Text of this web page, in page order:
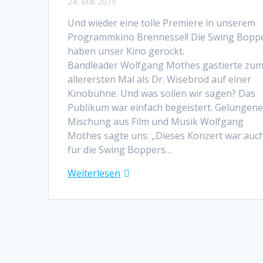
Und wieder eine tolle Premiere in unserem
Programmkino Brennessel! Die Swing
haben unser Kino gerockt.
Bandleader Wolfgang Mothes gastierte zum
allerersten Mal als Dr. Wisebrod auf einer
Kinobühne. Und was sollen wir sagen? Das
Publikum war einfach begeistert. Gelungene
Mischung aus Film und Musik Wolfgang
Mothes sagte uns: „Dieses Konzert war
für die Swing Boppers…
Weiterlesen